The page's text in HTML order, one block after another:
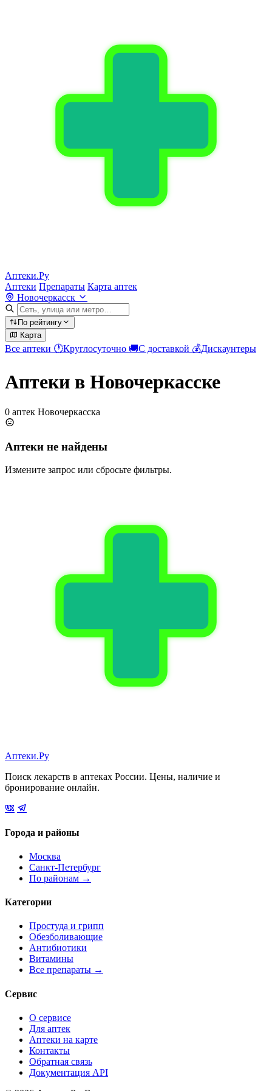
Аптеки.Ру
Аптеки Препараты Карта аптек
Новочеркасск
По рейтингу
Карта
Все аптеки 🕐Круглосуточно 🚚С доставкой 💰Дискаунтеры
Аптеки в Новочеркасске
0 аптек Новочеркасска
Аптеки не найдены
Измените запрос или сбросьте фильтры.
Аптеки.Ру
Поиск лекарств в аптеках России. Цены, наличие и
бронирование онлайн.
Города и районы
Москва
Санкт-Петербург
По районам →
Категории
Простуда и грипп
Обезболивающие
Антибиотики
Витамины
Все препараты →
Сервис
О сервисе
Для аптек
Аптеки на карте
Контакты
Обратная связь
Документация API